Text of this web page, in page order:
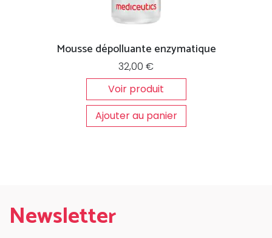
Mousse dépolluante enzymatique
32,00 €
Voir produit
Ajouter au panier
Newsletter